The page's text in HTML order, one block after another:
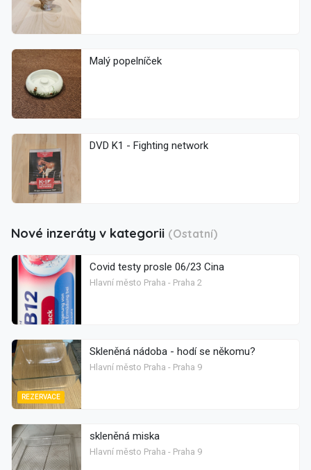
Malý popelníček
DVD K1 - Fighting network
Nové inzeráty v kategorii (Ostatní)
Covid testy prosle 06/23 Cina
Hlavní město Praha - Praha 2
REZERVACE
Skleněná nádoba - hodí se někomu?
Hlavní město Praha - Praha 9
skleněná miska
Hlavní město Praha - Praha 9